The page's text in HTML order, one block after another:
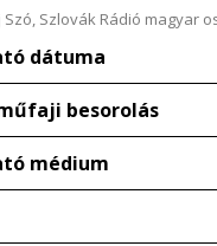
Szó, Szlovák Rádió magyar
dátuma
besorolás
médium